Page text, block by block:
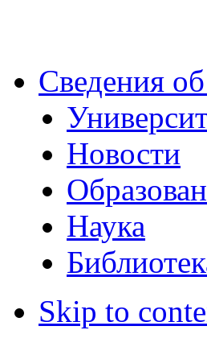
Сведения
Новости
Наука
Skip to